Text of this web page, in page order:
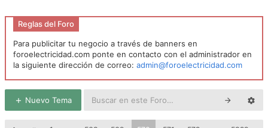
Reglas del Foro
Para publicitar tu negocio a través de banners en
foroelectricidad.com ponte en contacto con el administrador en
la siguiente dirección de correo: admin@foroelectricidad.com
Nuevo Tema